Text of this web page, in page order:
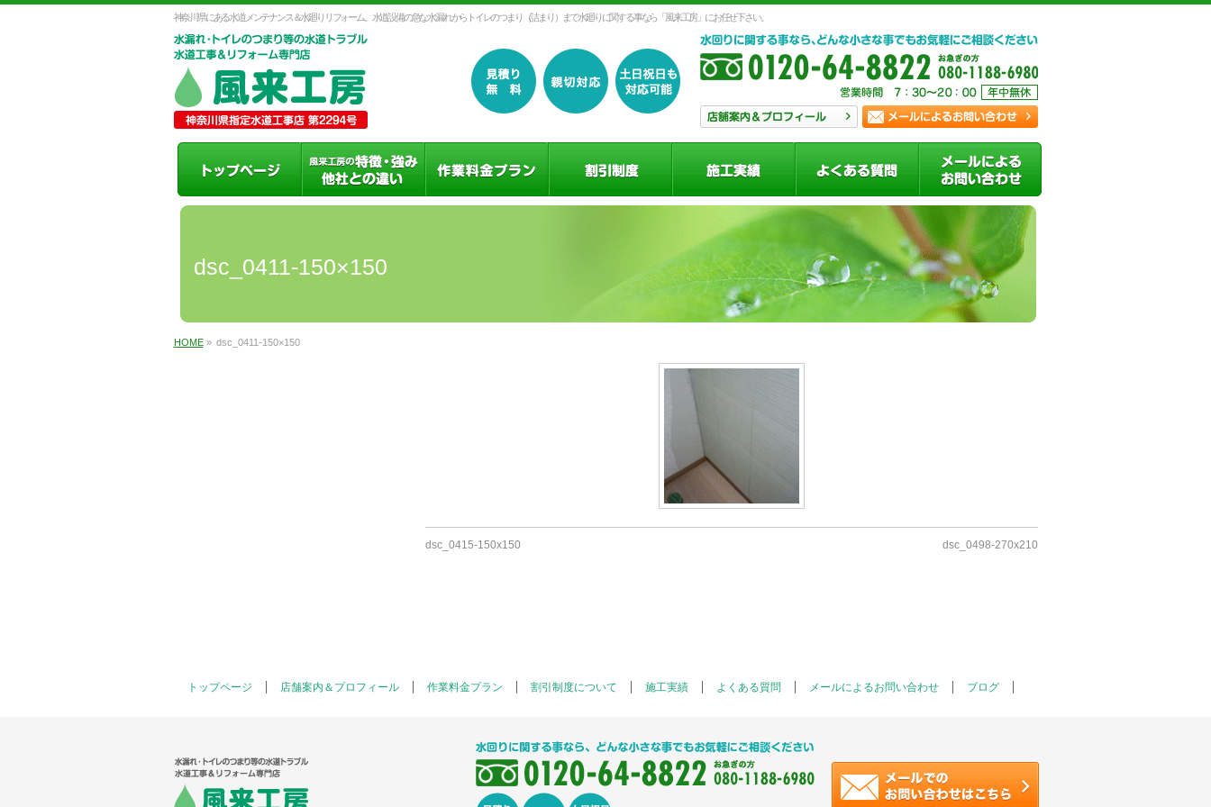
神奈川県にある水道メンテナンス＆水廻りリフォーム。水道設備の急な水漏れからトイレのつまり（詰まり）まで水廻りに関する事なら「風来工房」にお任せ下さい。
dsc_0411-150×150
HOME» dsc_0411-150×150
dsc_0415-150x150 dsc_0498-270x210
トップページ 店舗案内＆プロフィール 作業料金プラン 割引制度について 施工実績 よくある質問 メールによるお問い合わせ ブログ